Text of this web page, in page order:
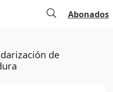
Abonados
de